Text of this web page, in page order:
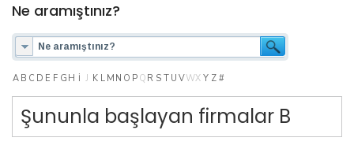
Ne aramıştınız?
A B C D E F G H I J K L M N O P Q R S T U VWX Y Z #
Şununla başlayan firmalar B